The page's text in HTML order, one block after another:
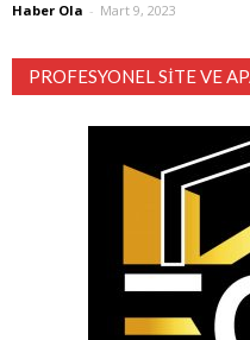
Haber Ola - Mart 9, 2023
PROFESYONEL SITE VE